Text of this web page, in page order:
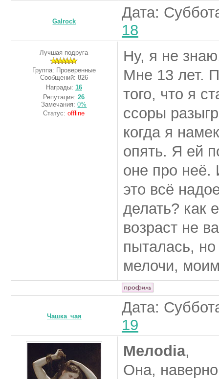
Galrock
Дата:
18
Лучшая подруга
Группа: Проверенные
Сообщений: 826
Награды: 16
Репутация:26
Замечания:0%
Статус:offline
Ну, я не
Мне 13 лет.
того, что я
ссоры
когда я
опять. Я ей
оне про неё.
это всё
делать? как
возраст не
пыталась,
мелочи,
Чашка_чая
Дата:
19
Мелоdia,
Она,